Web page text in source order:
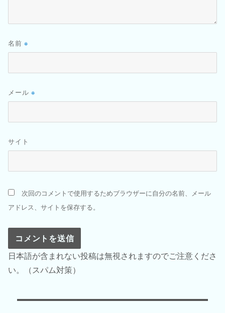
名前 ※
メール ※
サイト
次回のコメントで使用するためブラウザーに自分の名前、メール
アドレス、サイトを保存する。
日本語が含まれない投稿は無視されますのでご注意くださ
い。（スパム対策）